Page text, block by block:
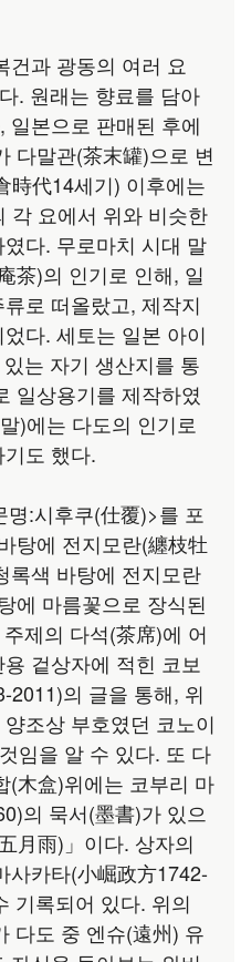
건과 광동의 여러 요
. 원래는 향료를 담아
일본으로 판매된 후에
다말관(茶末罐)으로 변
時代14세기) 이후에는
각 요에서 위와 비슷한
다. 무로마치 시대 말
茶)의 인기로 인해, 일
로 떠올랐고, 제작지
다. 세토는 일본 아이
는 자기 생산지를 통
일상용기를 제작하였
)에는 다도의 인기로
도 했다.
:시후쿠(仕覆)>를 포
탕에 전지모란(纏枝牡
록색 바탕에 전지모란
에 마름꽃으로 장식된
제의 다석(茶席)에 어
겉상자에 적힌 코보
2011)의 글을 통해, 위
조상 부호였던 코노이
임을 알 수 있다. 또 다
(木盒)위에는 코부리 마
의 묵서(墨書)가 있으
月雨)」이다. 상자의
사카타(小崛政方1742-
기록되어 있다. 위의
다도 중 엔슈(遠州) 유